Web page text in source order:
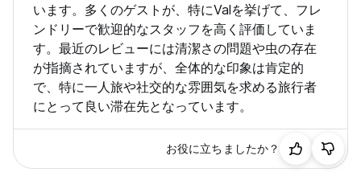
スーパーマーケットまではホステルから1分です。
門限はありません。部屋の鍵を受け取ると、いつでも出入りでき
ます。
- ペットや介助動物の同伴はお断りしています。
到着時間: 午後 2 時から午後 8 時まで。
上記時間外のチェックインも可能な場合がございます。別の時間
をご希望の場合は、電子メール（予約番号、名前を明記して）で
います。多くのゲストが、特にValを挙げて、フレ
ンドリーで歓迎的なスタッフを高く評価していま
す。最近のレビューには清潔さの問題や虫の存在
が指摘されていますが、全体的な印象は肯定的
で、特に一人旅や社交的な雰囲気を求める旅行者
にとって良い滞在先となっています。
お役に立ちましたか？